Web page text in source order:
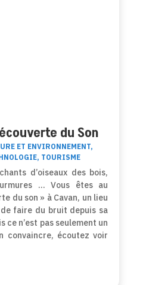
du Son
ET ENVIRONNEMENT,
, TOURISME
d’oiseaux des bois,
… Vous êtes au
du son » à Cavan, un lieu
de faire du bruit depuis sa
ce n’est pas seulement un
convaincre, écoutez voir